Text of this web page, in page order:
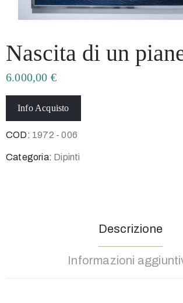
Nascita di un
6.000,00 €
Info Acquisto
COD: 1972 - 006
Categoria: Dipinti
Descrizione
Informazioni